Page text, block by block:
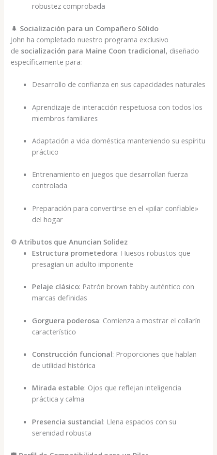
robustez comprobada
🌲 Socialización para un Compañero Sólido
John ha completado nuestro programa exclusivo
de socialización para Maine Coon tradicional, diseñado
específicamente para:
Desarrollo de confianza en sus capacidades naturales
Aprendizaje de interacción respetuosa con todos los
miembros familiares
Adaptación a vida doméstica manteniendo su espíritu
práctico
Entrenamiento en juegos que desarrollan fuerza
controlada
Preparación para convertirse en el «pilar confiable»
del hogar
⚙️Atributos que Anuncian Solidez
Estructura prometedora: Huesos robustos que
presagian un adulto imponente
Pelaje clásico: Patrón brown tabby auténtico con
marcas definidas
Gorguera poderosa: Comienza a mostrar el collarín
característico
Construcción funcional: Proporciones que hablan
de utilidad histórica
Mirada estable: Ojos que reflejan inteligencia
práctica y calma
Presencia sustancial: Llena espacios con su
serenidad robusta